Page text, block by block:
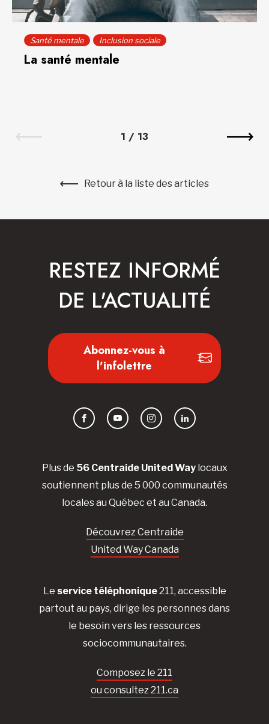
Santé mentale Inclusion sociale
La santé mentale
1 / 13
Retour à la liste des articles
Plus de 56 Centraide United Waylocaux
soutiennent plus de 5 000 communautés
locales au Québec et au Canada.
Découvrez Centraide
United Way Canada
Le service téléphonique211, accessible
partout au pays, dirige les personnes dans
le besoin vers les ressources
sociocommunautaires.
Composez le 211
ou consultez 211.ca
RESTEZ INFORMÉ
DE L'ACTUALITÉ
Abonnez-vous à
l'infolettre
FacebookYouTubeInstagramLinkedIn